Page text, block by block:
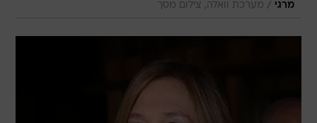
מרגי / מערכת וואלה, צילום מסך